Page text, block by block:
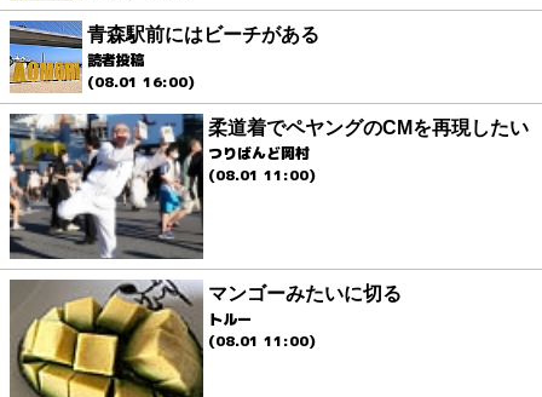
青森駅前にはビーチがある
読者投稿
(08.01 16:00)
柔道着でペヤングのCMを再現したい
つりばんど岡村
(08.01 11:00)
マンゴーみたいに切る
トルー
(08.01 11:00)